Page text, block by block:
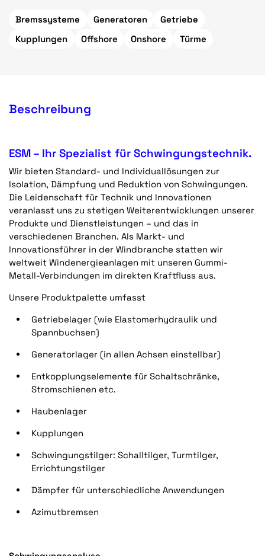
Bremssysteme Generatoren
Getriebe
Kupplungen
Offshore Onshore Türme
Beschreibung
ESM – Ihr Spezialist für Schwingungstechnik.
Wir bieten Standard- und Individuallösungen zur
Isolation, Dämpfung und Reduktion von Schwingungen.
Die Leidenschaft für Technik und Innovationen
veranlasst uns zu stetigen Weiterentwicklungen unserer
Produkte und Dienstleistungen – und das in
verschiedenen Branchen. Als Markt- und
Innovationsführer in der Windbranche statten wir
weltweit Windenergieanlagen mit unseren Gummi-
Metall-Verbindungen im direkten Kraftfluss aus.
Unsere Produktpalette umfasst
Getriebelager (wie Elastomerhydraulik und
Spannbuchsen)
Generatorlager (in allen Achsen einstellbar)
Entkopplungselemente für Schaltschränke,
Stromschienen etc.
Haubenlager
Kupplungen
Schwingungstilger: Schalltilger, Turmtilger,
Errichtungstilger
Dämpfer für unterschiedliche Anwendungen
Azimutbremsen